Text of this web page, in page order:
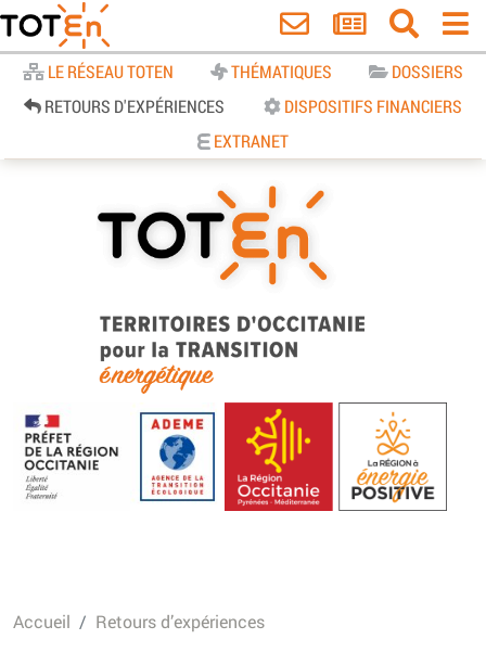
LE RÉSEAU TOTEN THÉMATIQUES
DOSSIERS
RETOURS D'EXPÉRIENCES
DISPOSITIFS FINANCIERS
EXTRANET
TOTEn Occitanie | Territoires
d’Occitanie pour la Transition
Energétique
Accueil Retours d’expériences